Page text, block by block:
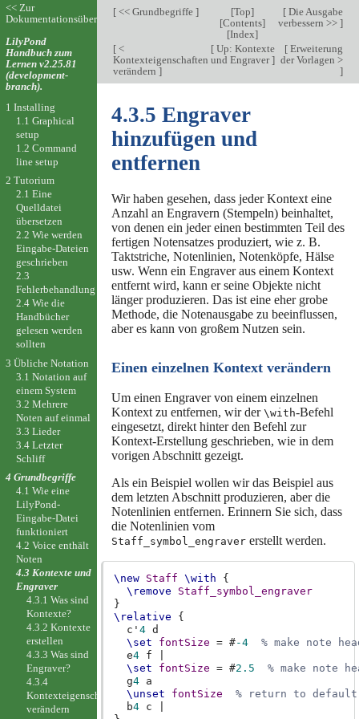
[<< Grundbegriffe ] [Top]
[Contents]
[Index]
[Die Ausgabe
verbessern >> ]
[<
Kontexteigenschaften
verändern ]
[Up: Kontexte
und Engraver]
[Erweiterung
der Vorlagen >
]
4.3.5 Engraver
hinzufügen und
entfernen
Wir haben gesehen, dass jeder Kontext eine
Anzahl an Engravern (Stempeln) beinhaltet,
von denen ein jeder einen bestimmten Teil des
fertigen Notensatzes produziert, wie z. B.
Taktstriche, Notenlinien, Notenköpfe, Hälse
usw. Wenn ein Engraver aus einem Kontext
entfernt wird, kann er seine Objekte nicht
länger produzieren. Das ist eine eher grobe
Methode, die Notenausgabe zu beeinflussen,
aber es kann von großem Nutzen sein.
Einen einzelnen Kontext verändern
Um einen Engraver von einem einzelnen
Kontext zu entfernen, wir der \with-Befehl
eingesetzt, direkt hinter den Befehl zur
Kontext-Erstellung geschrieben, wie in dem
vorigen Abschnitt gezeigt.
Als ein Beispiel wollen wir das Beispiel aus
dem letzten Abschnitt produzieren, aber die
Notenlinien entfernen. Erinnern Sie sich, dass
die Notenlinien vom
Staff_symbol_engravererstellt werden.
\new Staff \with
{
\remove
Staff_symbol_engraver
}
\relative
{
c' 4 d
\set
fontSize = #-4
% make note
e4 f
\set
fontSize = #2.5
% make note
g4
a
\unset
fontSize
% return to
b4 c
<< Zur
Dokumentationsübersicht
LilyPond
Handbuch zum
Lernen v2.25.81
(development-
branch).
1 Installing
1.1 Graphical
setup
1.2 Command
line setup
2 Tutorium
2.1 Eine
Quelldatei
übersetzen
2.2 Wie werden
Eingabe-Dateien
geschrieben
2.3
Fehlerbehandlung
2.4 Wie die
Handbücher
gelesen werden
sollten
3 Übliche Notation
3.1 Notation auf
einem System
3.2 Mehrere
Noten auf einmal
3.3 Lieder
3.4 Letzter
Schliff
4 Grundbegriffe
4.1 Wie eine
LilyPond-
Eingabe-Datei
funktioniert
4.2 Voice enthält
Noten
4.3 Kontexte und
Engraver
4.3.1 Was sind
Kontexte?
4.3.2 Kontexte
erstellen
4.3.3 Was sind
Engraver?
4.3.4
Kontexteigenschaften
verändern